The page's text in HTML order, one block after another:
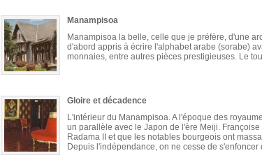
Manampisoa
Manampisoa la belle, celle que je préfère, d'une
d'abord appris à écrire l'alphabet arabe (sorabe)
monnaies, entre autres pièces prestigieuses. Le
Gloire et décadence
L'intérieur du Manampisoa. A l'époque des
un parallèle avec le Japon de l'ère Meiji.
Radama II et que les notables bourgeois ont
Depuis l'indépendance, on ne cesse de